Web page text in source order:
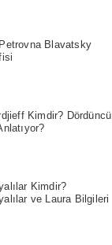
Blavatsky
Kimdir? Dördüncü
Kimdir?
ve Laura Bilgileri